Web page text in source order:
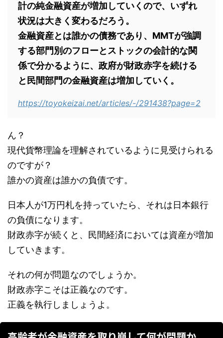
計の純金融資産が増加していくので、いずれ
状況は大きく変わるだろう。
金融資産とは誰かの債務であり、MMTが強調
する部門別のフローとストックの会計的な関
係で分かるように、政府が財政赤字を続ける
と民間部門の金融資産は増加していく。
https://toyokeizai.net/articles/-/291438?page=2
ん？
現代貨幣理論を理解されているように見受けられる
のですが？
誰かの資産は誰かの負債です。
日本人が1万円札を持っていたら、それは日本銀行
の負債になります。
財政赤字が続くと、民間経済においては資産が増加
していきます。
それの何が問題なのでしょうか。
財政赤字こそは正義なのです。
正義を執行しましょうよ。